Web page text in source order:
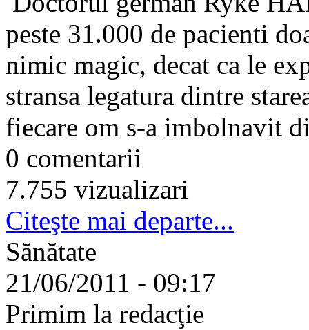
peste 31.000 de pacienti
nimic magic, decat ca le
stransa legatura dintre
fiecare om s-a imbolnavit
0 comentarii
7.755 vizualizari
Citeşte mai departe...
Sănătate
21/06/2011 - 09:17
Primim la redacţie